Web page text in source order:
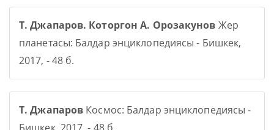
Т. Джапаров. Которгон А. Орозакунов Жер
планетасы: Балдар энциклопедиясы - Бишкек,
2017, - 48 б.
Т. Джапаров Космос: Балдар энциклопедиясы -